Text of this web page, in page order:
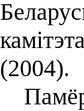
(2004).